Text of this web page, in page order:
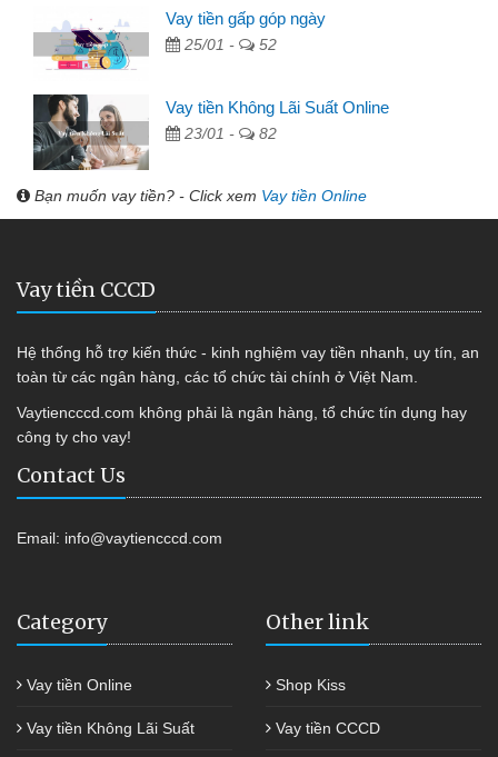
Vay tiền gấp góp ngày
25/01 - 52
Vay tiền Không Lãi Suất Online
23/01 - 82
Bạn muốn vay tiền? - Click xem Vay tiền Online
Vay tiền CCCD
Hệ thống hỗ trợ kiến thức - kinh nghiệm vay tiền nhanh, uy tín, an
toàn từ các ngân hàng, các tổ chức tài chính ở Việt Nam.
Vaytiencccd.com không phải là ngân hàng, tổ chức tín dụng hay
công ty cho vay!
Contact Us
Email: info@vaytiencccd.com
Category
Vay tiền Online
Vay tiền Không Lãi Suất
Other link
Shop Kiss
Vay tiền CCCD